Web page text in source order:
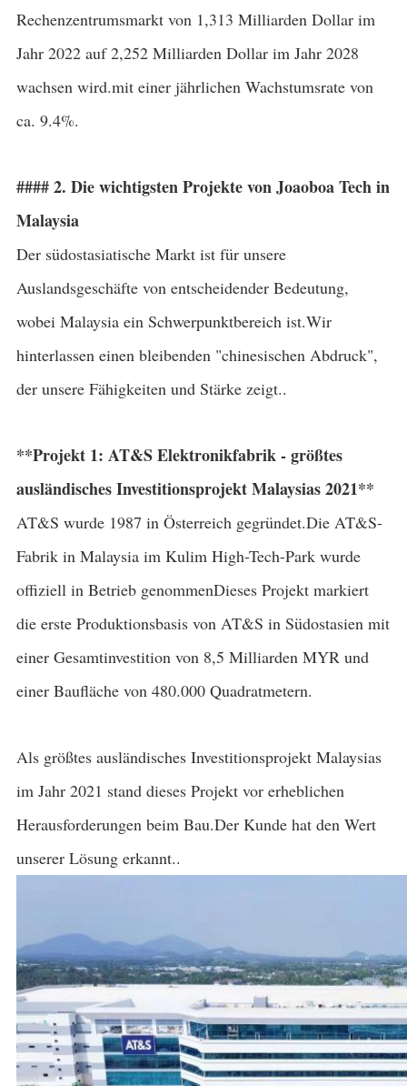
Rechenzentrumsmarkt von 1,313 Milliarden Dollar im
Jahr 2022 auf 2,252 Milliarden Dollar im Jahr 2028
wachsen wird.mit einer jährlichen Wachstumsrate von
ca. 9.4%.
#### 2. Die wichtigsten Projekte von Joaoboa Tech in
Malaysia
Der südostasiatische Markt ist für unsere
Auslandsgeschäfte von entscheidender Bedeutung,
wobei Malaysia ein Schwerpunktbereich ist.Wir
hinterlassen einen bleibenden "chinesischen Abdruck",
der unsere Fähigkeiten und Stärke zeigt..
**Projekt 1: AT&S Elektronikfabrik - größtes
ausländisches Investitionsprojekt Malaysias 2021**
AT&S wurde 1987 in Österreich gegründet.Die AT&S-
Fabrik in Malaysia im Kulim High-Tech-Park wurde
offiziell in Betrieb genommenDieses Projekt markiert
die erste Produktionsbasis von AT&S in Südostasien mit
einer Gesamtinvestition von 8,5 Milliarden MYR und
einer Baufläche von 480.000 Quadratmetern.
Als größtes ausländisches Investitionsprojekt Malaysias
im Jahr 2021 stand dieses Projekt vor erheblichen
Herausforderungen beim Bau.Der Kunde hat den Wert
unserer Lösung erkannt..